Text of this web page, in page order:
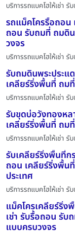
บริการรถแบคโฮให้เช่า
รถแม็คโครรื้อถอน
ถอน รับถมที่ ถมดิ
วงจร
บริการรถแบคโฮให้เช่า
รับถมดินพระประแ
เคลียร์ริ่งพื้นที่ ถม
บริการรถแบคโฮให้เช่า
รับขุดบ่อวังทองหล
เคลียร์ริ่งพื้นที่ ถม
บริการรถแบคโฮให้เช่า
รับเคลียร์ริ่งพื้นที่ก
ถอน เคลียร์ริ่งพื้น
ประเทศ
บริการรถแบคโฮให้เช่า
แม็คโครเคลียร์ริ่ง
เช่า รับรื้อถอน รั
แบบครบวงจร